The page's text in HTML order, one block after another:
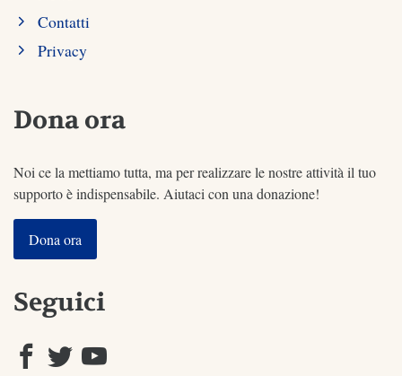
Contatti
Privacy
Dona ora
Noi ce la mettiamo tutta, ma per realizzare le nostre attività il tuo
supporto è indispensabile. Aiutaci con una donazione!
Dona ora
Seguici